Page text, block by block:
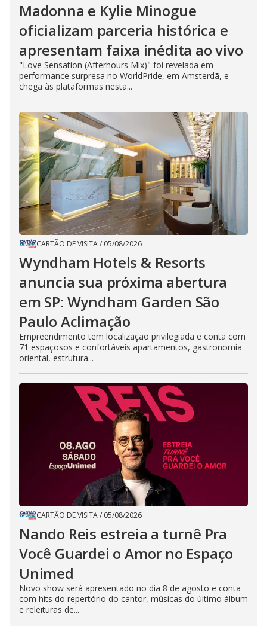
Madonna e Kylie Minogue
oficializam parceria histórica e
apresentam faixa inédita ao vivo
"Love Sensation (Afterhours Mix)" foi revelada em
performance surpresa no WorldPride, em Amsterdã, e
chega às plataformas nesta...
CARTÃO DE VISITA/ 05/08/2026
Wyndham Hotels & Resorts
anuncia sua próxima abertura
em SP: Wyndham Garden São
Paulo Aclimação
Empreendimento tem localização privilegiada e conta com
71 espaçosos e confortáveis apartamentos, gastronomia
oriental, estrutura...
CARTÃO DE VISITA/ 05/08/2026
Nando Reis estreia a turnê Pra
Você Guardei o Amor no Espaço
Unimed
Novo show será apresentado no dia 8 de agosto e conta
com hits do repertório do cantor, músicas do último álbum
e releituras de...